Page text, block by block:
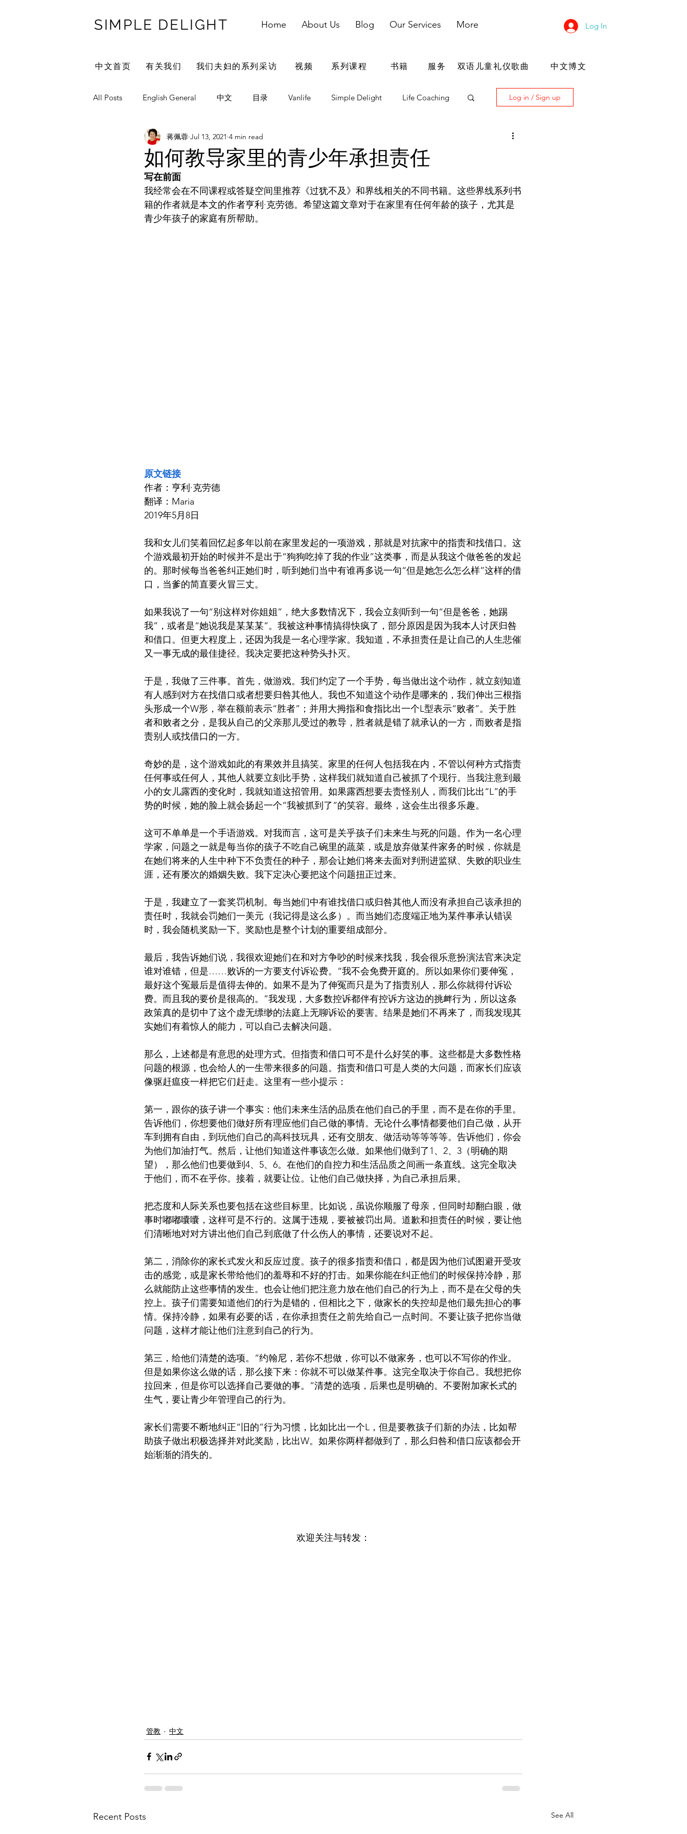
SIMPLE DELIGHT Home About Us Blog Our Services More Log In
中文首页 有关我们 我们夫妇的系列采访 视频 系列课程 书籍 服务 双语儿童礼仪歌曲 中文博文
All Posts English General 中文 目录 Vanlife Simple Delight Life Coaching
Marriage/Family ReiCay Wedding
教育
妈妈自我成长 爸爸自我成长
Log in / Sign up
如何教导家里的青少年承担责任
蒋佩蓉 Jul 13, 2021 4 min read
写在前面
我经常会在不同课程或答疑空间里推荐《过犹不及》和界线相关的不同书籍。这些界线系列书
籍的作者就是本文的作者亨利·克劳德。希望这篇文章对于在家里有任何年龄的孩子，尤其是
青少年孩子的家庭有所帮助。
原文链接
作者：亨利·克劳德
翻译：Maria
2019年5月8日
我和女儿们笑着回忆起多年以前在家里发起的一项游戏，那就是对抗家中的指责和找借口。这
个游戏最初开始的时候并不是出于“狗狗吃掉了我的作业”这类事，而是从我这个做爸爸的发起
的。那时候每当爸爸纠正她们时，听到她们当中有谁再多说一句“但是她怎么怎么样”这样的借
口，当爹的简直要火冒三丈。
如果我说了一句“别这样对你姐姐”，绝大多数情况下，我会立刻听到一句“但是爸爸，她踢
我”，或者是“她说我是某某某”。我被这种事情搞得快疯了，部分原因是因为我本人讨厌归咎
和借口。但更大程度上，还因为我是一名心理学家。我知道，不承担责任是让自己的人生悲催
又一事无成的最佳捷径。我决定要把这种势头扑灭。
于是，我做了三件事。首先，做游戏。我们约定了一个手势，每当做出这个动作，就立刻知道
有人感到对方在找借口或者想要归咎其他人。我也不知道这个动作是哪来的，我们伸出三根指
头形成一个W形，举在额前表示“胜者”；并用大拇指和食指比出一个L型表示“败者”。关于胜
者和败者之分，是我从自己的父亲那儿受过的教导，胜者就是错了就承认的一方，而败者是指
责别人或找借口的一方。
奇妙的是，这个游戏如此的有果效并且搞笑。家里的任何人包括我在内，不管以何种方式指责
任何事或任何人，其他人就要立刻比手势，这样我们就知道自己被抓了个现行。当我注意到最
小的女儿露西的变化时，我就知道这招管用。如果露西想要去责怪别人，而我们比出“L”的手
势的时候，她的脸上就会扬起一个“我被抓到了”的笑容。最终，这会生出很多乐趣。
这可不单单是一个手语游戏。对我而言，这可是关乎孩子们未来生与死的问题。作为一名心理
学家，问题之一就是每当你的孩子不吃自己碗里的蔬菜，或是放弃做某件家务的时候，你就是
在她们将来的人生中种下不负责任的种子，那会让她们将来去面对判刑进监狱、失败的职业生
涯，还有屡次的婚姻失败。我下定决心要把这个问题扭正过来。
于是，我建立了一套奖罚机制。每当她们中有谁找借口或归咎其他人而没有承担自己该承担的
责任时，我就会罚她们一美元（我记得是这么多）。而当她们态度端正地为某件事承认错误
时，我会随机奖励一下。奖励也是整个计划的重要组成部分。
最后，我告诉她们说，我很欢迎她们在和对方争吵的时候来找我，我会很乐意扮演法官来决定
谁对谁错，但是……败诉的一方要支付诉讼费。“我不会免费开庭的。所以如果你们要伸冤，
最好这个冤最后是值得去伸的。如果不是为了伸冤而只是为了指责别人，那么你就得付诉讼
费。而且我的要价是很高的。”我发现，大多数控诉都伴有控诉方这边的挑衅行为，所以这条
政策真的是切中了这个虚无缥缈的法庭上无聊诉讼的要害。结果是她们不再来了，而我发现其
实她们有着惊人的能力，可以自己去解决问题。
那么，上述都是有意思的处理方式。但指责和借口可不是什么好笑的事。这些都是大多数性格
问题的根源，也会给人的一生带来很多的问题。指责和借口可是人类的大问题，而家长们应该
像驱赶瘟疫一样把它们赶走。这里有一些小提示：
第一，跟你的孩子讲一个事实：他们未来生活的品质在他们自己的手里，而不是在你的手里。
告诉他们，你想要他们做好所有理应他们自己做的事情。无论什么事情都要他们自己做，从开
车到拥有自由，到玩他们自己的高科技玩具，还有交朋友、做活动等等等等。告诉他们，你会
为他们加油打气。然后，让他们知道这件事该怎么做。如果他们做到了1、2、3（明确的期
望），那么他们也要做到4、5、6。在他们的自控力和生活品质之间画一条直线。这完全取决
于他们，而不在乎你。接着，就要让位。让他们自己做抉择，为自己承担后果。
把态度和人际关系也要包括在这些目标里。比如说，虽说你顺服了母亲，但同时却翻白眼，做
事时嘟嘟囔囔，这样可是不行的。这属于违规，要被被罚出局。道歉和担责任的时候，要让他
们清晰地对对方讲出他们自己到底做了什么伤人的事情，还要说对不起。
第二，消除你的家长式发火和反应过度。孩子的很多指责和借口，都是因为他们试图避开受攻
击的感觉，或是家长带给他们的羞辱和不好的打击。如果你能在纠正他们的时候保持冷静，那
么就能防止这些事情的发生。也会让他们把注意力放在他们自己的行为上，而不是在父母的失
控上。孩子们需要知道他们的行为是错的，但相比之下，做家长的失控却是他们最先担心的事
情。保持冷静，如果有必要的话，在你承担责任之前先给自己一点时间。不要让孩子把你当做
问题，这样才能让他们注意到自己的行为。
第三，给他们清楚的选项。“约翰尼，若你不想做，你可以不做家务，也可以不写你的作业。
但是如果你这么做的话，那么接下来：你就不可以做某件事。这完全取决于你自己。我想把你
拉回来，但是你可以选择自己要做的事。”清楚的选项，后果也是明确的。不要附加家长式的
生气，要让青少年管理自己的行为。
家长们需要不断地纠正“旧的”行为习惯，比如比出一个L，但是要教孩子们新的办法，比如帮
助孩子做出积极选择并对此奖励，比出W。如果你两样都做到了，那么归咎和借口应该都会开
始渐渐的消失的。
欢迎关注与转发：
管教 中文
Recent Posts See All